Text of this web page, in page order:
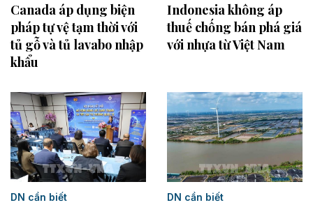
Canada áp dụng biện
pháp tự vệ tạm thời với
tủ gỗ và tủ lavabo nhập
khẩu
Indonesia không áp
thuế chống bán phá giá
với nhựa từ Việt Nam
DN cần biết DN cần biết